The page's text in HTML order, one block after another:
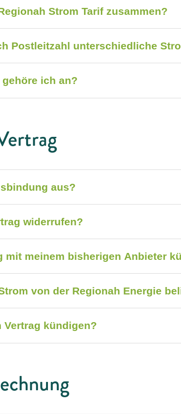
Strom Tarif zusammen?
Postleitzahl unterschiedliche
ich an?
aus?
widerrufen?
mit meinem bisherigen Anbieter
von der Regionah Energie
Vertrag kündigen?